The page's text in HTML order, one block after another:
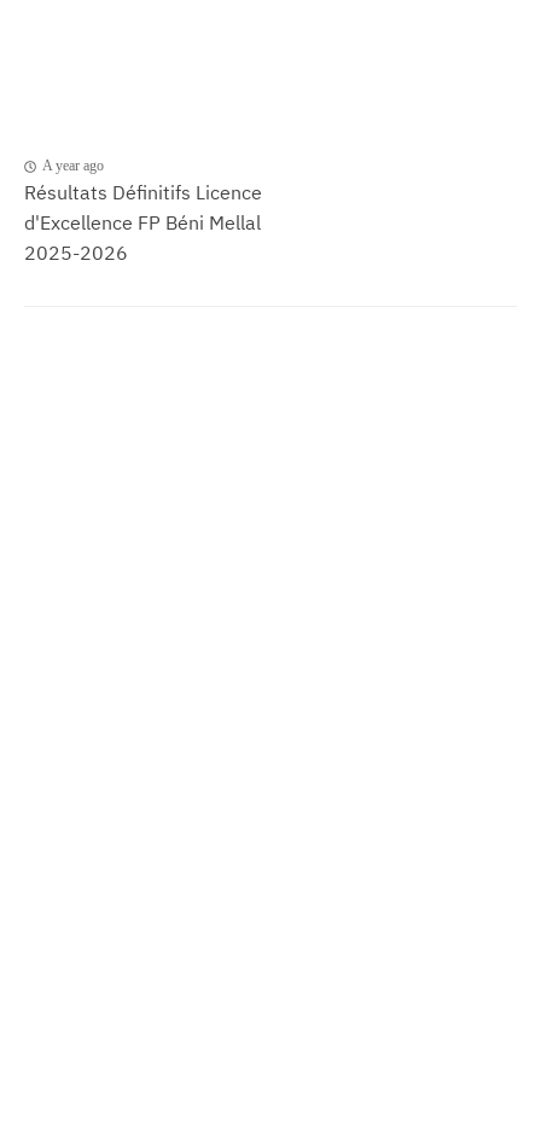
A year ago
Résultats Définitifs Licence
d'Excellence FP Béni Mellal
2025-2026